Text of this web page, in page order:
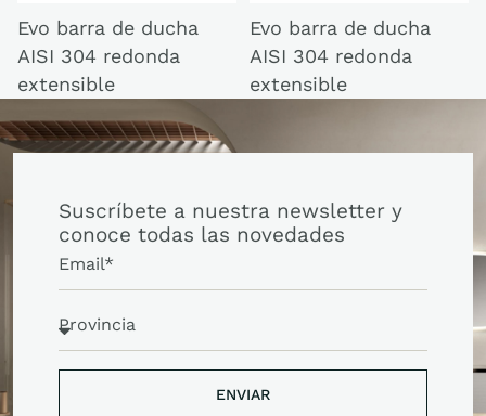
Evo barra de ducha
AISI 304 redonda
extensible
Evo barra de ducha
AISI 304 redonda
extensible
Suscríbete a nuestra newsletter y
conoce todas las novedades
ENVIAR